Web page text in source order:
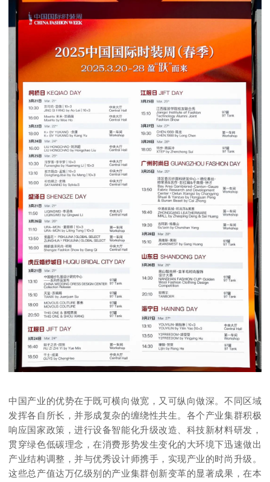
中国产业的优势在于既可横向做宽，又可纵向做深。不同区域
发挥各自所长，并形成复杂的缠绕性共生。各个产业集群积极
响应国家政策，进行设备智能化升级改造、科技新材料研发，
贯穿绿色低碳理念，在消费形势发生变化的大环境下迅速做出
产业结构调整，并与优秀设计师携手，实现产业的时尚升级。
这些总产值达万亿级别的产业集群创新变革的显著成果，在本